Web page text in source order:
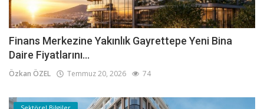
Finans Merkezine Yakınlık Gayrettepe Yeni Bina
Daire Fiyatlarını...
Özkan ÖZEL Temmuz 20, 2026 74